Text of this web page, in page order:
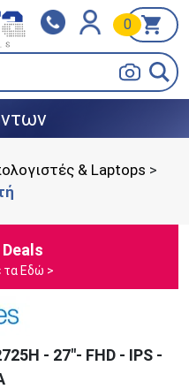
0
BOX NOW
& Laptops >
Εδώ >
- 27"- FHD - IPS -